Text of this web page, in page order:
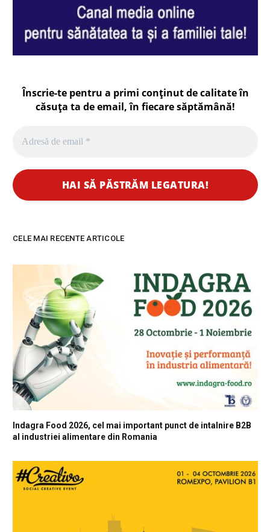
Înscrie-te pentru a primi conținut de calitate în
căsuța ta de email, în fiecaresăptămână!
CELE MAI RECENTE ARTICOLE
Indagra Food 2026, cel mai important punct de intalnire B2B
al industriei alimentare din Romania